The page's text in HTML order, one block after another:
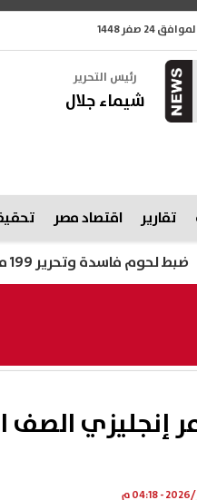
رئيس التحرير
شيماء جلال
تقارير اقتصاد مصر
محضرًا تموينيًا في المنوفية خلال يومين
الصف